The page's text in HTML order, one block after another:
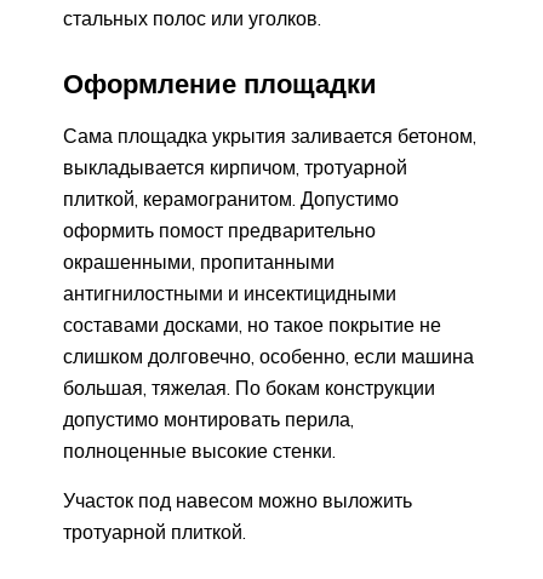
стальных полос или уголков.
Оформление площадки
Сама площадка укрытия заливается бетоном,
выкладывается кирпичом, тротуарной
плиткой, керамогранитом. Допустимо
оформить помост предварительно
окрашенными, пропитанными
антигнилостными и инсектицидными
составами досками, но такое покрытие не
слишком долговечно, особенно, если машина
большая, тяжелая. По бокам конструкции
допустимо монтировать перила,
полноценные высокие стенки.
Участок под навесом можно выложить
тротуарной плиткой.